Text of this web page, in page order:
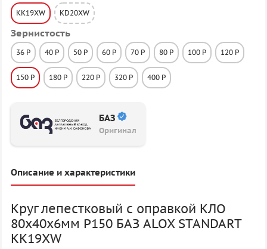
KK19XW KD20XW
Зернистость
36 P 40 P 50 P 60 P 70 P 80 P 100 P 120 P
150 P 180 P 220 P 320 P 400 P
БАЗ
Оригинал
Описание и характеристики
Круг лепестковый с оправкой КЛО
80х40х6мм P150 БАЗ ALOX STANDART
KK19XW